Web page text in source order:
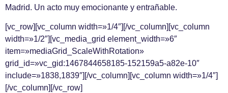
Madrid. Un acto muy emocionante y entrañable.
[vc_row][vc_column width=»1/4″][/vc_column][vc_column
width=»1/2″][vc_media_grid element_width=»6″
item=»mediaGrid_ScaleWithRotation»
grid_id=»vc_gid:1467844658185-152159a5-a82e-10″
include=»1838,1839″][/vc_column][vc_column width=»1/4″]
[/vc_column][/vc_row]